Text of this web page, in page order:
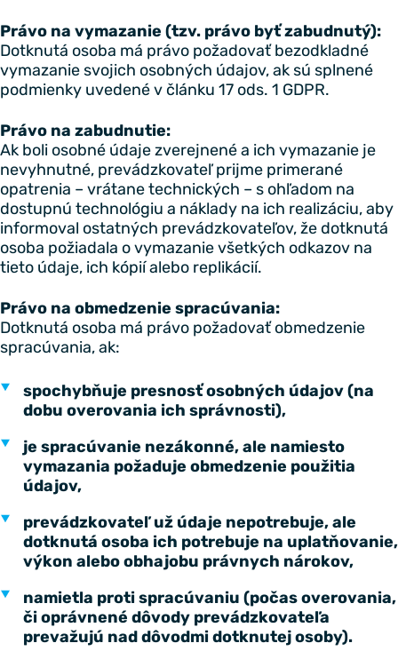
Právo na vymazanie (tzv. právo byť zabudnutý):
Dotknutá osoba má právo požadovať bezodkladné
vymazanie svojich osobných údajov, ak sú splnené
podmienky uvedené v článku 17 ods. 1 GDPR.
Právo na zabudnutie:
Ak boli osobné údaje zverejnené a ich vymazanie je
nevyhnutné, prevádzkovateľ prijme primerané
opatrenia – vrátane technických – s ohľadom na
dostupnú technológiu a náklady na ich realizáciu, aby
informoval ostatných prevádzkovateľov, že dotknutá
osoba požiadala o vymazanie všetkých odkazov na
tieto údaje, ich kópií alebo replikácií.
Právo na obmedzenie spracúvania:
Dotknutá osoba má právo požadovať obmedzenie
spracúvania, ak:
spochybňuje presnosť osobných údajov (na
dobu overovania ich správnosti),
je spracúvanie nezákonné, ale namiesto
vymazania požaduje obmedzenie použitia
údajov,
prevádzkovateľ už údaje nepotrebuje, ale
dotknutá osoba ich potrebuje na uplatňovanie,
výkon alebo obhajobu právnych nárokov,
namietla proti spracúvaniu (počas overovania,
či oprávnené dôvody prevádzkovateľa
prevažujú nad dôvodmi dotknutej osoby).